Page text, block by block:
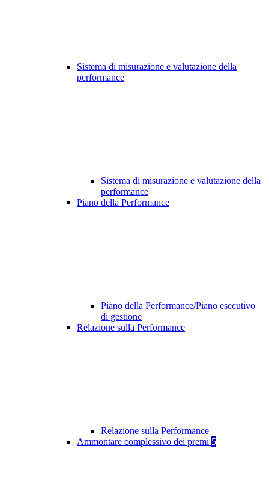
Sistema di misurazione e valutazione della
performance
Sistema di misurazione e valutazione della
performance
Piano della Performance
Piano della Performance/Piano esecutivo
di gestione
Relazione sulla Performance
Relazione sulla Performance
Ammontare complessivo dei premi 5